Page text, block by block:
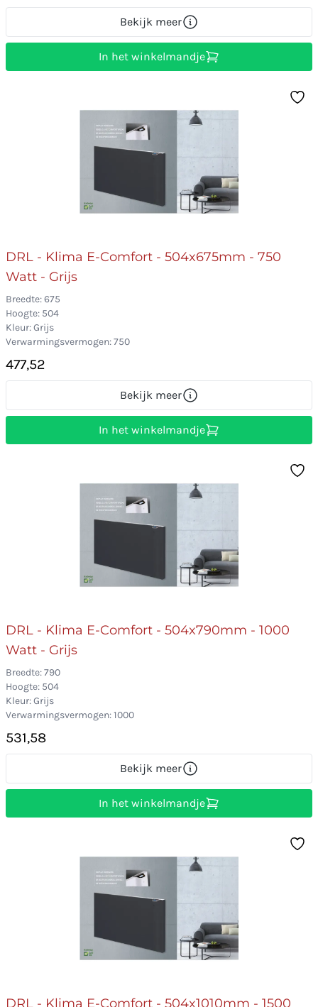
Bekijk meer
In het winkelmandje
DRL - Klima E-Comfort - 504x675mm - 750
Watt - Grijs
Breedte: 675
Hoogte: 504
Kleur: Grijs
Verwarmingsvermogen: 750
477,52
Bekijk meer
In het winkelmandje
DRL - Klima E-Comfort - 504x790mm - 1000
Watt - Grijs
Breedte: 790
Hoogte: 504
Kleur: Grijs
Verwarmingsvermogen: 1000
531,58
Bekijk meer
In het winkelmandje
DRL - Klima E-Comfort - 504x1010mm - 1500